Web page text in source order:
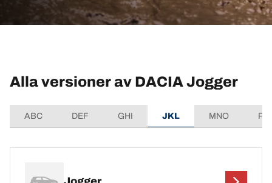
Alla versioner av DACIA Jogger
ABC DEF GHI JKL MNO